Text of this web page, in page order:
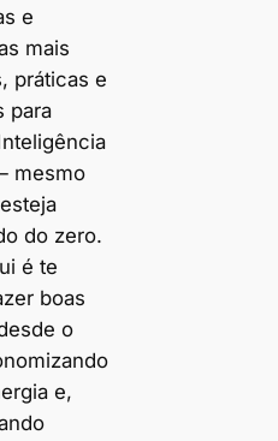
e
mais
práticas e
para
mesmo
do zero.
é te
boas
o
e,